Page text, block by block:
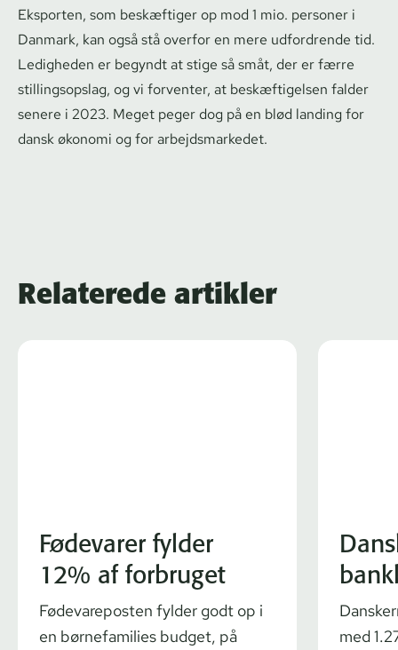
Eksporten, som beskæftiger op mod 1 mio. personer i
Danmark, kan også stå overfor en mere udfordrende tid.
Ledigheden er begyndt at stige så småt, der er færre
stil­lings­op­slag, og vi forventer, at beskæftigelsen falder
senere i 2023. Meget peger dog på en blød landing for
dansk økonomi og for ar­bejds­mar­ke­det.
Relaterede artikler
Fødevarer fylder
12% af forbruget
Fødevareposten fylder godt op i
en børnefamilies budget, på
med